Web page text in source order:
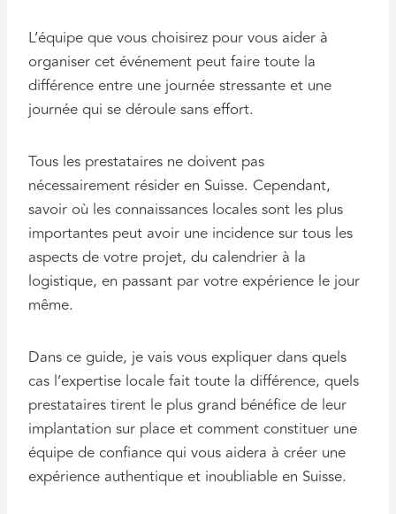
L’équipe que vous choisirez pour vous aider à
organiser cet événement peut faire toute la
différence entre une journée stressante et une
journée qui se déroule sans effort.
Tous les prestataires ne doivent pas
nécessairement résider en Suisse. Cependant,
savoir où les connaissances locales sont les plus
importantes peut avoir une incidence sur tous les
aspects de votre projet, du calendrier à la
logistique, en passant par votre expérience le jour
même.
Dans ce guide, je vais vous expliquer dans quels
cas l’expertise locale fait toute la différence, quels
prestataires tirent le plus grand bénéfice de leur
implantation sur place et comment constituer une
équipe de confiance qui vous aidera à créer une
expérience authentique et inoubliable en Suisse.